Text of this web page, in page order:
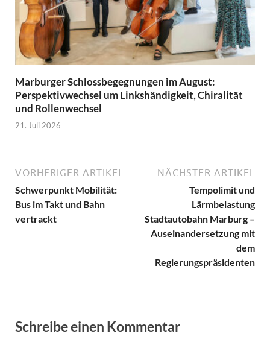
Marburger Schlossbegegnungen im August:
Perspektivwechsel um Linkshändigkeit, Chiralität
und Rollenwechsel
21. Juli 2026
VORHERIGER ARTIKEL
Schwerpunkt Mobilität:
Bus im Takt und Bahn
vertrackt
NÄCHSTER ARTIKEL
Tempolimit und
Lärmbelastung
Stadtautobahn Marburg –
Auseinandersetzung mit
dem
Regierungspräsidenten
Schreibe einen Kommentar